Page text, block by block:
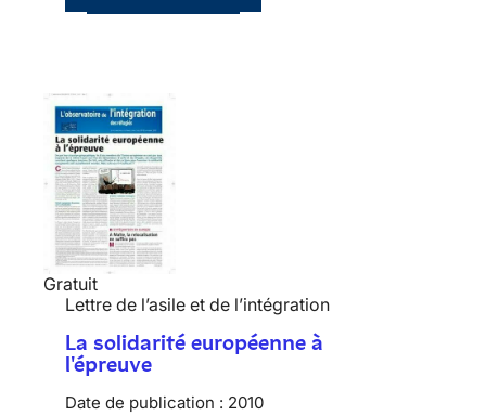
Gratuit
Lettre de l’asile et de l’intégration
La solidarité européenne à
l'épreuve
Date de publication : 2010